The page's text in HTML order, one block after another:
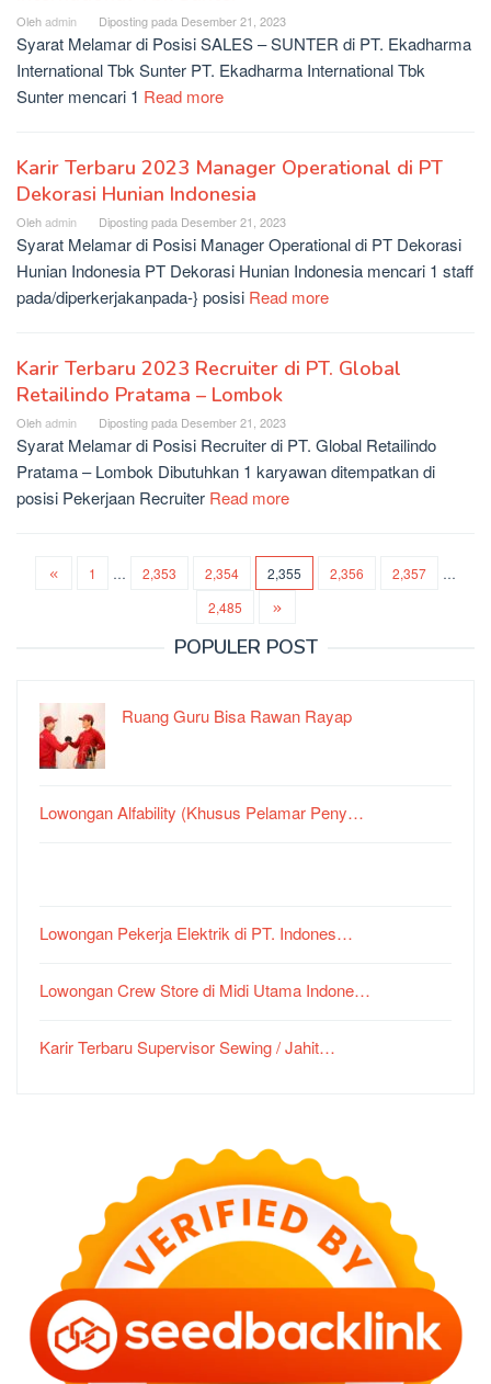
Olehadmin Diposting pada Desember 21, 2023
Syarat Melamar di Posisi SALES – SUNTER di PT. Ekadharma
International Tbk Sunter PT. Ekadharma International Tbk
Sunter mencari 1 Read more
Karir Terbaru 2023 Manager Operational di PT
Dekorasi Hunian Indonesia
Olehadmin Diposting pada Desember 21, 2023
Syarat Melamar di Posisi Manager Operational di PT Dekorasi
Hunian Indonesia PT Dekorasi Hunian Indonesia mencari 1 staff
pada/diperkerjakanpada-} posisi Read more
Karir Terbaru 2023 Recruiter di PT. Global
Retailindo Pratama – Lombok
Olehadmin Diposting pada Desember 21, 2023
Syarat Melamar di Posisi Recruiter di PT. Global Retailindo
Pratama – Lombok Dibutuhkan 1 karyawan ditempatkan di
posisi Pekerjaan Recruiter Read more
1 … 2,353 2,354 2,355 2,356 2,357
…
2,485
POPULER POST
Ruang Guru Bisa Rawan Rayap
Lowongan Alfability (Khusus Pelamar Peny…
Lowongan Pekerja Elektrik di PT. Indones…
Lowongan Crew Store di Midi Utama Indone…
Karir Terbaru Supervisor Sewing / Jahit…